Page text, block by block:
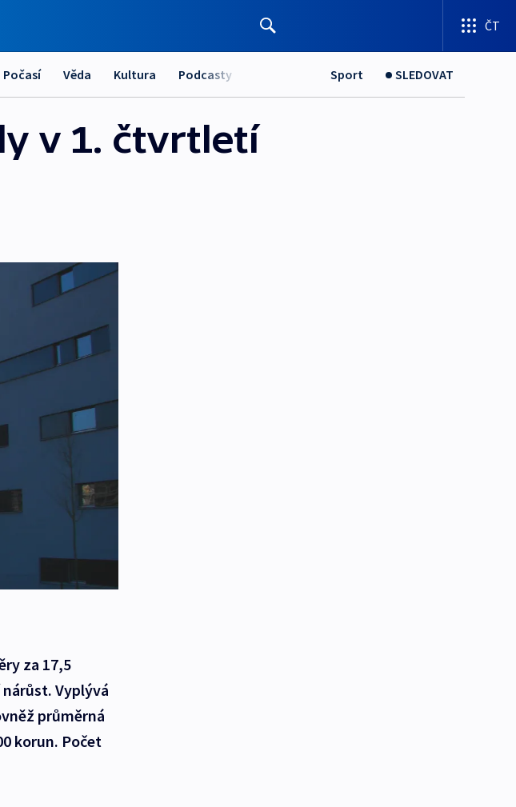
ČT
Počasí Věda Kultura Podcasty Sport SLEDOVAT
v 1. čtvrtletí
za 17,5
Vyplývá
průměrná
korun. Počet